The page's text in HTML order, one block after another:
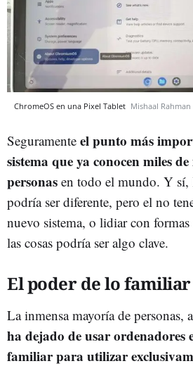
ChromeOS en una Pixel Tablet Mishaal Rahman
Seguramente el punto más
sistema que ya conocen miles
personas en todo el mundo. Y sí,
podría ser diferente, pero el no
nuevo sistema, o lidiar con formas
las cosas podría ser algo clave.
El poder de lo familiar
La inmensa mayoría de personas,
ha dejado de usar ordenadores
familiar para utilizar